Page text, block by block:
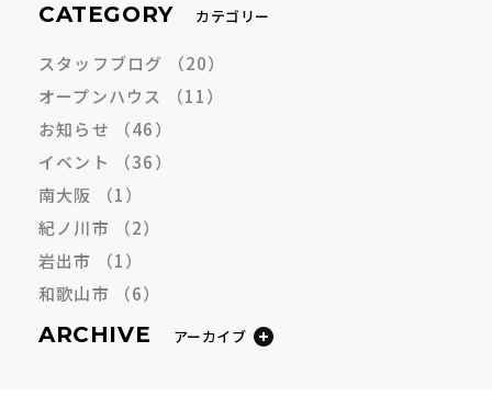
CATEGORY カテゴリー
スタッフブログ （20）
オープンハウス
（11）
お知らせ （46）
イベント
（36）
南大阪
（1）
紀ノ川市 （2）
岩出市
（1）
和歌山市 （6）
ARCHIVE アーカイブ